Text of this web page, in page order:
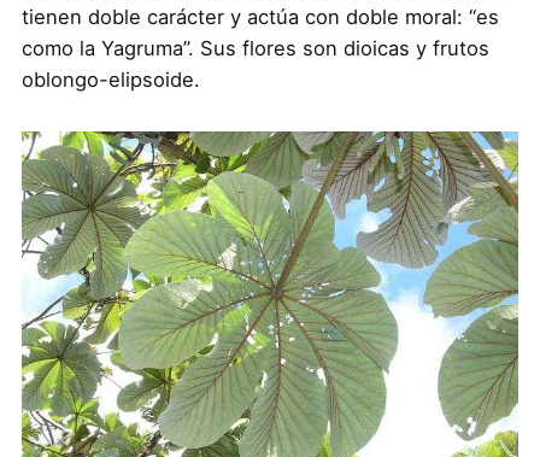
tienen doble carácter y actúa con doble moral: “es
como la Yagruma”. Sus flores son dioicas y frutos
oblongo-elipsoide.